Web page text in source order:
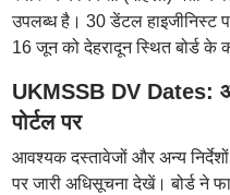
उपलब्ध है। 30 डेंटल हाइजीनिस्ट
16 जून को देहरादून स्थित बोर्ड के
UKMSSB DV Dates:
पोर्टल पर
आवश्यक दस्तावेजों और अन्य
पर जारी अधिसूचना देखें। बोर्ड ने